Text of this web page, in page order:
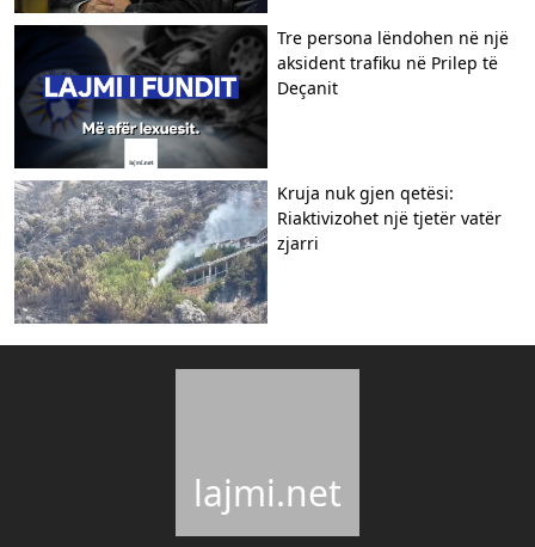
Tre persona lëndohen në një
aksident trafiku në Prilep të
Deçanit
Kruja nuk gjen qetësi:
Riaktivizohet një tjetër vatër
zjarri
lajmi.net